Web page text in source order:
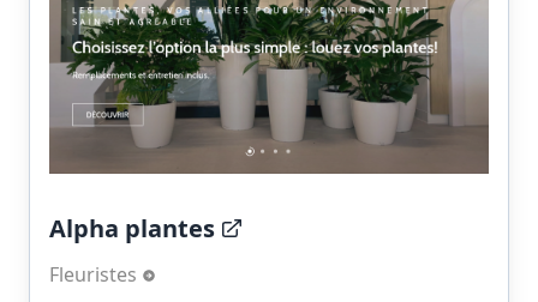
Alpha plantes
Fleuristes